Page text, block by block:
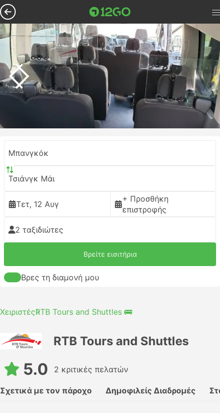
Μπανγκόκ
Τσιάνγκ Μάι
Τετ, 12 Αυγ
+ Προσθήκη
επιστροφής
2 ταξιδιώτες
Βρείτε εισιτήρια
Βρες τη διαμονή μου
ΧειριστέςRTB Tours and Shuttles 🚌
RTB Tours and Shuttles
5.0 2 κριτικές πελατών
Σχετικά με τον πάροχο Δημοφιλείς Διαδρομές